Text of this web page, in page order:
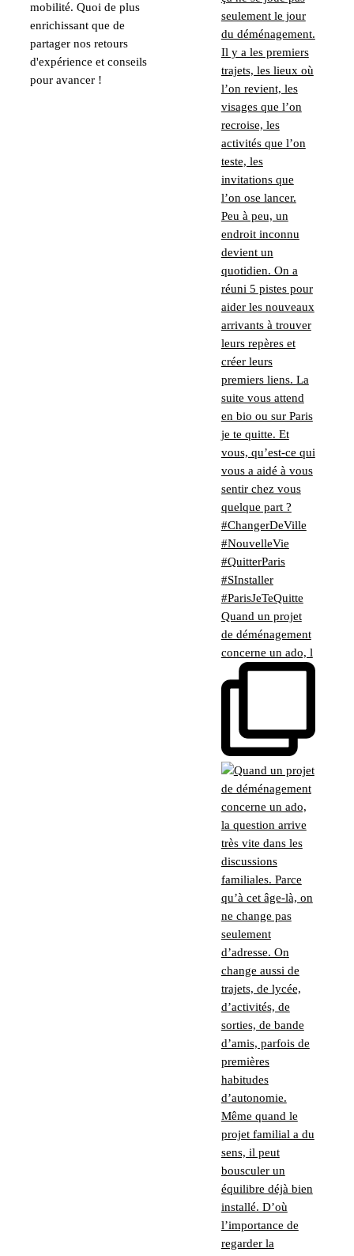
mobilité. Quoi de plus
enrichissant que de
partager nos retours
d'expérience et conseils
pour avancer !
Quand un projet
de déménagement
concerne un ado, l